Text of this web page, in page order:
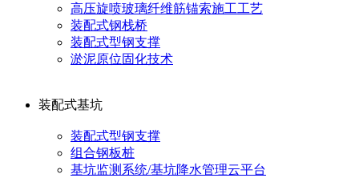
高压旋喷玻璃纤维筋锚索施工工艺
装配式钢栈桥
装配式型钢支撑
淤泥原位固化技术
装配式基坑
装配式型钢支撑
组合钢板桩
基坑监测系统/基坑降水管理云平台